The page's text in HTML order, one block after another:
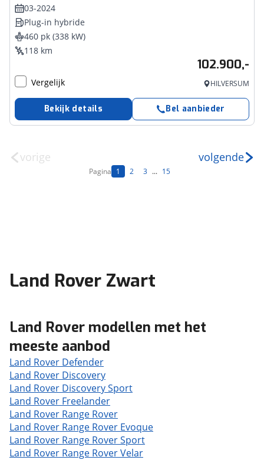
03-2024
Plug-in hybride
460 pk (338 kW)
118 km
102.900,-
Vergelijk HILVERSUM
Bekijk details Bel aanbieder
vorige
Pagina 1 2 3 ... 15
volgende
Land Rover Zwart
Land Rover modellen met het
meeste aanbod
Land Rover Defender
Land Rover Discovery
Land Rover Discovery Sport
Land Rover Freelander
Land Rover Range Rover
Land Rover Range Rover Evoque
Land Rover Range Rover Sport
Land Rover Range Rover Velar